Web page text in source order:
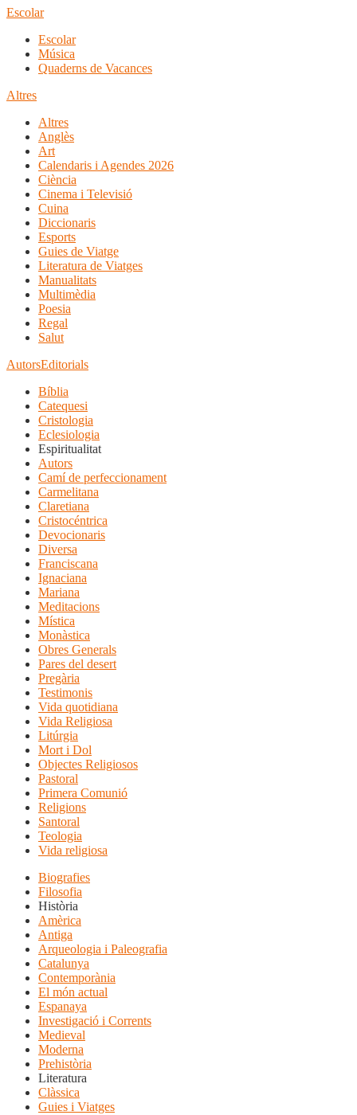
Escolar
Escolar
Música
Quaderns de Vacances
Altres
Altres
Anglès
Art
Calendaris i Agendes 2026
Ciència
Cinema i Televisió
Cuina
Diccionaris
Esports
Guies de Viatge
Literatura de Viatges
Manualitats
Multimèdia
Poesia
Regal
Salut
AutorsEditorials
Bíblia
Catequesi
Cristologia
Eclesiologia
Espiritualitat
Autors
Camí de perfeccionament
Carmelitana
Claretiana
Cristocéntrica
Devocionaris
Diversa
Franciscana
Ignaciana
Mariana
Meditacions
Mística
Monàstica
Obres Generals
Pares del desert
Pregària
Testimonis
Vida quotidiana
Vida Religiosa
Litúrgia
Mort i Dol
Objectes Religiosos
Pastoral
Primera Comunió
Religions
Santoral
Teologia
Vida religiosa
Biografies
Filosofia
Història
Amèrica
Antiga
Arqueologia i Paleografia
Catalunya
Contemporània
El món actual
Espanaya
Investigació i Corrents
Medieval
Moderna
Prehistòria
Literatura
Clàssica
Guies i Viatges